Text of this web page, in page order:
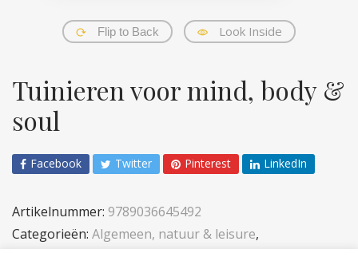
Flip to Back Look Inside
Tuinieren voor mind, body &
soul
Facebook Twitter Pinterest LinkedIn
Artikelnummer: 9789036645492
Categorieën: Algemeen, natuur & leisure,